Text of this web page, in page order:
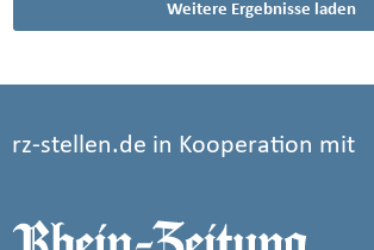
Weitere Ergebnisse laden
rz-stellen.de in Kooperation mit